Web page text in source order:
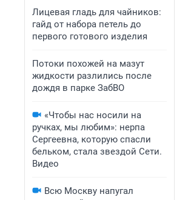
Лицевая гладь для чайников:
гайд от набора петель до
первого готового изделия
Потоки похожей на мазут
жидкости разлились после
дождя в парке ЗабВО
«Чтобы нас носили на
ручках, мы любим»: нерпа
Сергеевна, которую спасли
бельком, стала звездой Сети.
Видео
Всю Москву напугал